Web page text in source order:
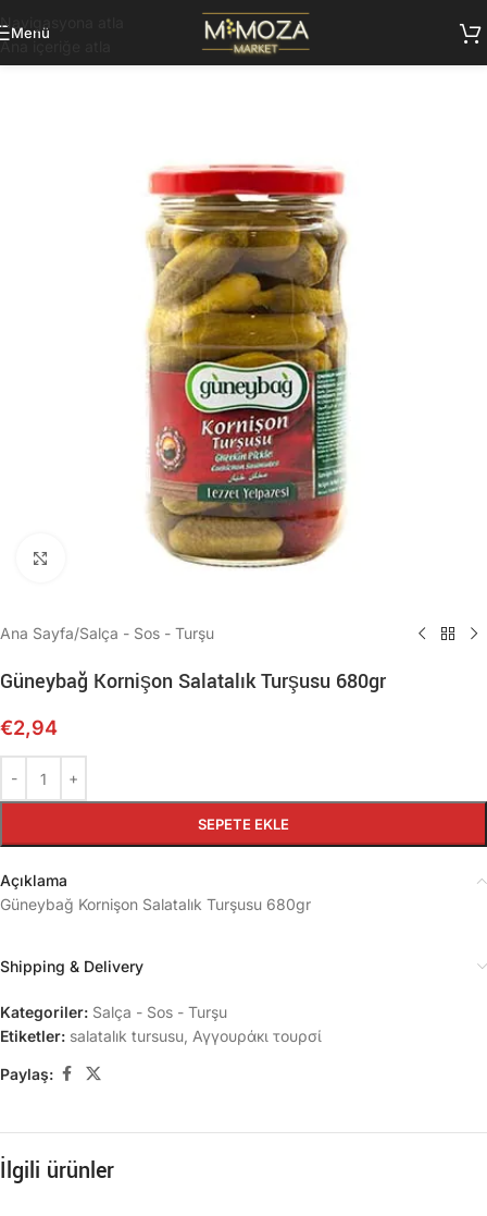
Navigasyona atla
Ana içeriğe atla
Menü
Büyütmek için tıklayın
Ana Sayfa/Salça - Sos - Turşu
Güneybağ Kornişon Salatalık Turşusu 680gr
€2,94
SEPETE EKLE
Açıklama
Güneybağ Kornişon Salatalık Turşusu 680gr
Shipping & Delivery
Kategoriler: Salça - Sos - Turşu
Etiketler: salatalık tursusu Αγγουράκι τουρσί
Paylaş:
İlgili ürünler